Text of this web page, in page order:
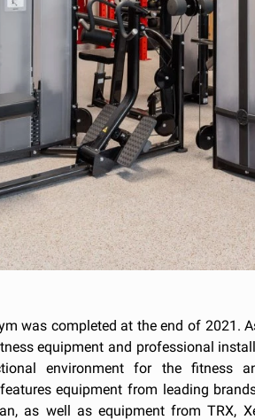
was completed at the end of 2021.
equipment and professional
environment for the fitness
equipment from leading
as well as equipment from TRX,